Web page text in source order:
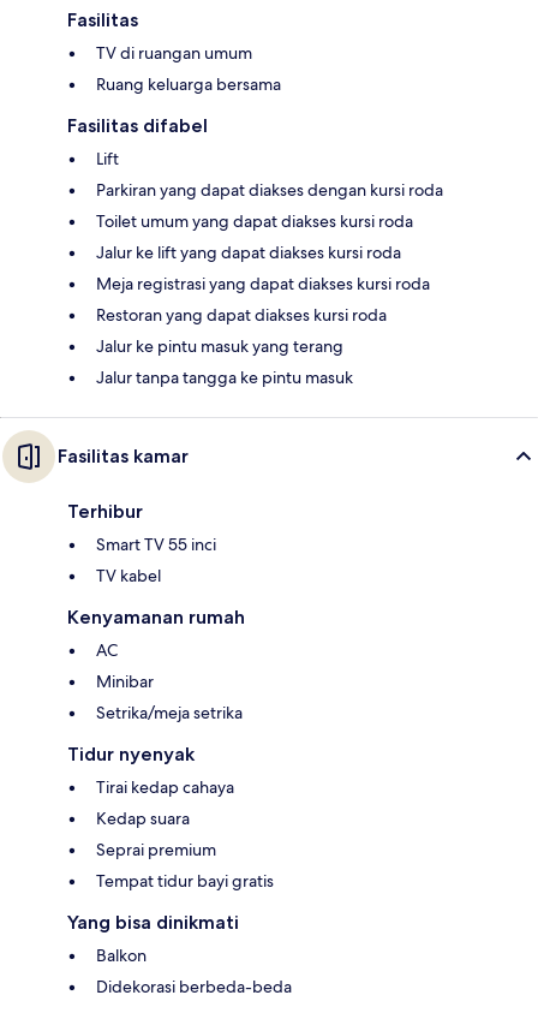
Fasilitas
TV di ruangan umum
Ruang keluarga bersama
Fasilitas difabel
Lift
Parkiran yang dapat diakses dengan kursi roda
Toilet umum yang dapat diakses kursi roda
Jalur ke lift yang dapat diakses kursi roda
Meja registrasi yang dapat diakses kursi roda
Restoran yang dapat diakses kursi roda
Jalur ke pintu masuk yang terang
Jalur tanpa tangga ke pintu masuk
Fasilitas kamar
Terhibur
Smart TV 55 inci
TV kabel
Kenyamanan rumah
AC
Minibar
Setrika/meja setrika
Tidur nyenyak
Tirai kedap cahaya
Kedap suara
Seprai premium
Tempat tidur bayi gratis
Yang bisa dinikmati
Balkon
Didekorasi berbeda-beda